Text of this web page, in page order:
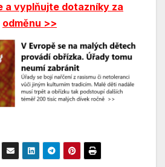
a vyplňujte dotazníky za
odměnu >>